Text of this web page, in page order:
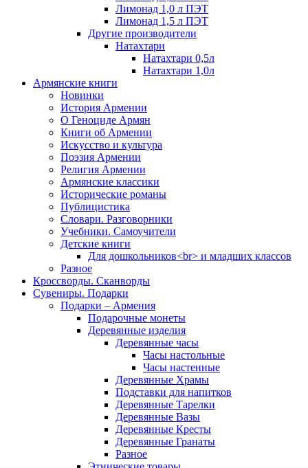
Лимонад 1,0 л ПЭТ
Лимонад 1,5 л ПЭТ
Другие производители
Натахтари
Натахтари 0,5л
Натахтари 1,0л
Армянские книги
Новинки
История Армении
О Геноциде Армян
Книги об Армении
Иcкусство и культура
Поэзия Армении
Религия Армении
Армянские классики
Исторические романы
Публицистика
Словари. Разговорники
Учебники. Самоучители
Детские книги
Для дошкольников<br> и младших классов
Разное
Кроссворды. Сканворды
Сувениры. Подарки
Подарки – Армения
Подарочные монеты
Деревянные изделия
Деревянные часы
Часы настольные
Часы настенные
Деревянные Храмы
Подставки для напитков
Деревянные Тарелки
Деревянные Вазы
Деревянные Кресты
Деревянные Гранаты
Разное